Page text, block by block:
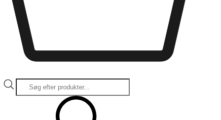
Products
search